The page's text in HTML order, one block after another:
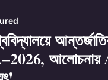
আলোচনায়